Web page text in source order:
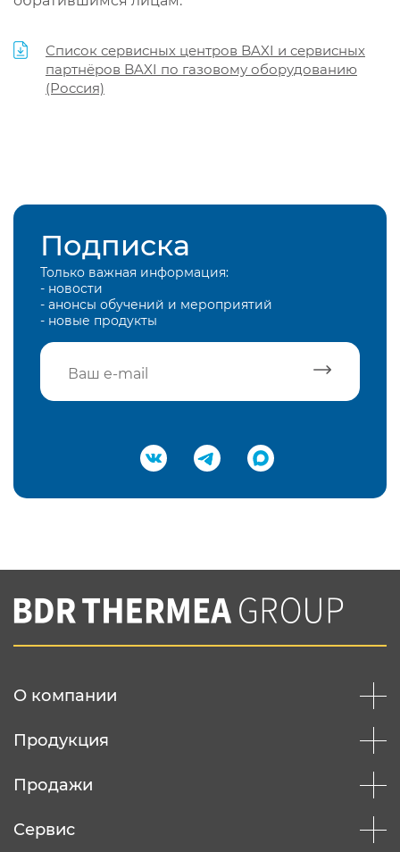
Список сервисных центров BAXI и сервисных
партнёров BAXI по газовому оборудованию
(Россия)
Подписка
Только важная информация:
- новости
- анонсы обучений и мероприятий
- новые продукты
Подтвердить e-mail
Вы соглашаетесь с нашей политикой
конфеденциальности
О компании
Продукция
Продажи
Сервис